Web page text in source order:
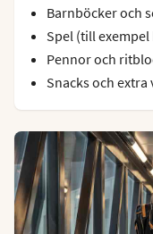
Barnböcker och
Spel (till
Pennor och
Snacks och extra